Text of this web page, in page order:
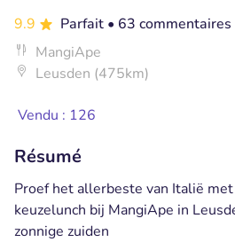
9.9 Parfait • 63 commentaires
MangiApe
Leusden (475km)
Vendu : 126
Résumé
Proef het allerbeste van Italië
keuzelunch bij MangiApe in
zonnige zuiden